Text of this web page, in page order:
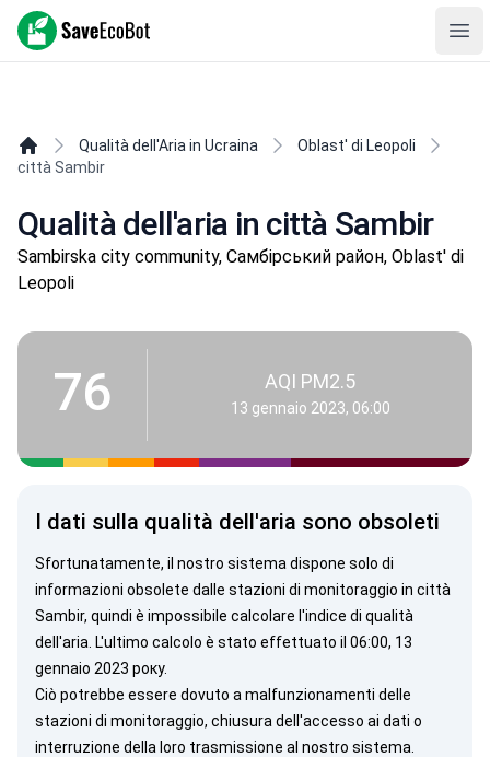
SaveEcoBot
Qualità dell'Aria in Ucraina
Oblast' di Leopoli
città Sambir
Qualità dell'aria in città Sambir
Sambirska city community, Самбірський район, Oblast' di
Leopoli
76 AQI PM2.5
13 gennaio 2023, 06:00
I dati sulla qualità dell'aria sono obsoleti
Sfortunatamente, il nostro sistema dispone solo di
informazioni obsolete dalle stazioni di monitoraggio in città
Sambir, quindi è impossibile calcolare l'indice di qualità
dell'aria. L'ultimo calcolo è stato effettuato il 06:00, 13
gennaio 2023 року.
Ciò potrebbe essere dovuto a malfunzionamenti delle
stazioni di monitoraggio, chiusura dell'accesso ai dati o
interruzione della loro trasmissione al nostro sistema.